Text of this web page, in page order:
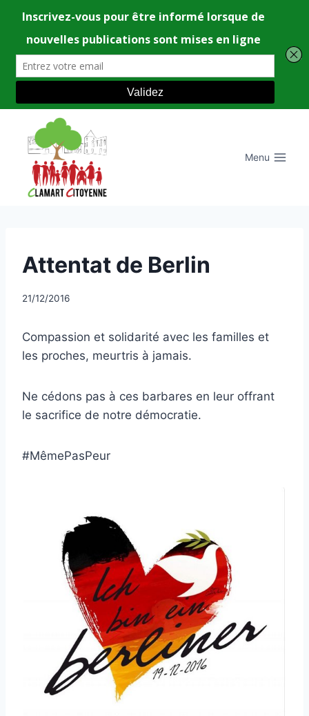
contenu
Menu
UNCATEGORIZED
Attentat de Berlin
Par
21/12/2016
Compassion et solidarité avec les familles et
les proches, meurtris à jamais.
Ne cédons pas à ces barbares en leur offrant
le sacrifice de notre démocratie.
#MêmePasPeur